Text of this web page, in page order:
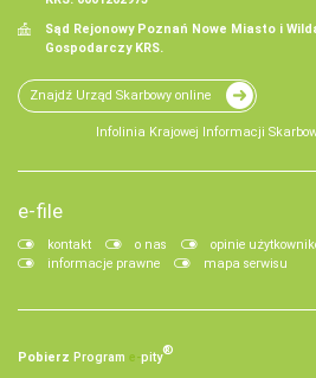
Sąd Rejonowy Poznań Nowe Miasto i
Gospodarczy KRS.
Znajdź Urząd Skarbowy online
Infolinia Krajowej Informacji
e-file
kontakt o nas opinie
informacje prawne
mapa serwisu
Pobierz Program e‑pity®